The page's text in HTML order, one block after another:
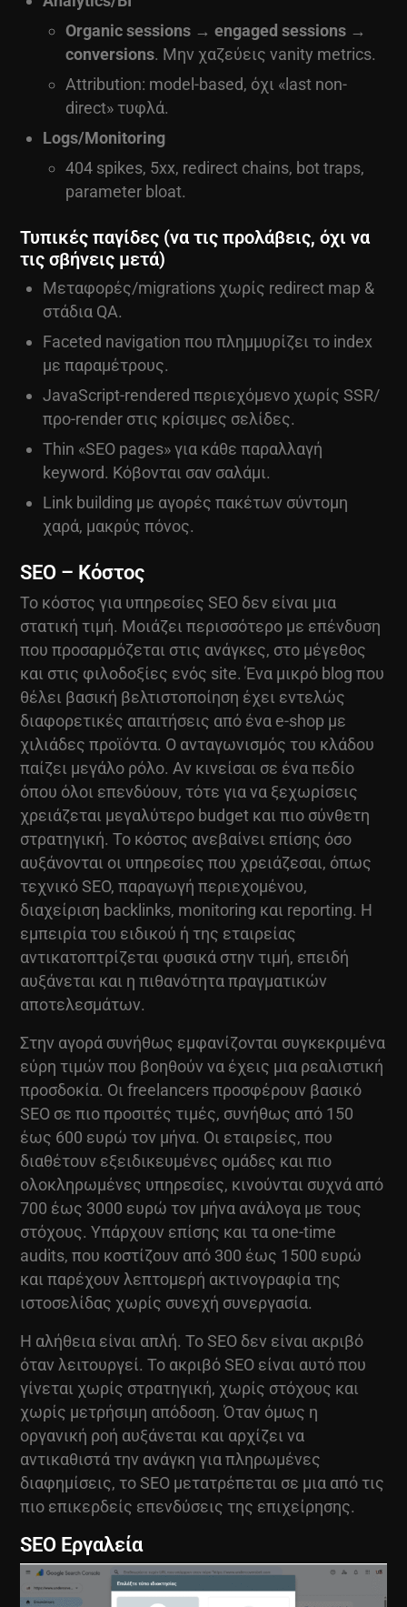
Organic sessions → engaged sessions →
conversions. Μην χαζεύεις vanity metrics.
Attribution: model-based, όχι «last non-
direct» τυφλά.
Logs/Monitoring
404 spikes, 5xx, redirect chains, bot traps,
parameter bloat.
Τυπικές παγίδες (να τις προλάβεις, όχι να
τις σβήνεις μετά)
Μεταφορές/migrations χωρίς redirect map &
στάδια QA.
Faceted navigation που πλημμυρίζει το index
με παραμέτρους.
JavaScript-rendered περιεχόμενο χωρίς SSR/
προ-render στις κρίσιμες σελίδες.
Thin «SEO pages» για κάθε παραλλαγή
keyword. Κόβονται σαν σαλάμι.
Link building με αγορές πακέτων σύντομη
χαρά, μακρύς πόνος.
SEO – Κόστος
Το κόστος για υπηρεσίες SEO δεν είναι μια
στατική τιμή. Μοιάζει περισσότερο με επένδυση
που προσαρμόζεται στις ανάγκες, στο μέγεθος
και στις φιλοδοξίες ενός site. Ένα μικρό blog που
θέλει βασική βελτιστοποίηση έχει εντελώς
διαφορετικές απαιτήσεις από ένα e-shop με
χιλιάδες προϊόντα. Ο ανταγωνισμός του κλάδου
παίζει μεγάλο ρόλο. Αν κινείσαι σε ένα πεδίο
όπου όλοι επενδύουν, τότε για να ξεχωρίσεις
χρειάζεται μεγαλύτερο budget και πιο σύνθετη
στρατηγική. Το κόστος ανεβαίνει επίσης όσο
αυξάνονται οι υπηρεσίες που χρειάζεσαι, όπως
τεχνικό SEO, παραγωγή περιεχομένου,
διαχείριση backlinks, monitoring και reporting. Η
εμπειρία του ειδικού ή της εταιρείας
αντικατοπτρίζεται φυσικά στην τιμή, επειδή
αυξάνεται και η πιθανότητα πραγματικών
αποτελεσμάτων.
Στην αγορά συνήθως εμφανίζονται συγκεκριμένα
εύρη τιμών που βοηθούν να έχεις μια ρεαλιστική
προσδοκία. Οι freelancers προσφέρουν βασικό
SEO σε πιο προσιτές τιμές, συνήθως από 150
έως 600 ευρώ τον μήνα. Οι εταιρείες, που
διαθέτουν εξειδικευμένες ομάδες και πιο
ολοκληρωμένες υπηρεσίες, κινούνται συχνά από
700 έως 3000 ευρώ τον μήνα ανάλογα με τους
στόχους. Υπάρχουν επίσης και τα one-time
audits, που κοστίζουν από 300 έως 1500 ευρώ
και παρέχουν λεπτομερή ακτινογραφία της
ιστοσελίδας χωρίς συνεχή συνεργασία.
Η αλήθεια είναι απλή. Το SEO δεν είναι ακριβό
όταν λειτουργεί. Το ακριβό SEO είναι αυτό που
γίνεται χωρίς στρατηγική, χωρίς στόχους και
χωρίς μετρήσιμη απόδοση. Όταν όμως η
οργανική ροή αυξάνεται και αρχίζει να
αντικαθιστά την ανάγκη για πληρωμένες
διαφημίσεις, το SEO μετατρέπεται σε μια από τις
πιο επικερδείς επενδύσεις της επιχείρησης.
SEO Εργαλεία